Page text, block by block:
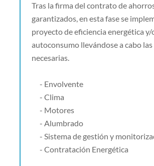
Tras la firma del contrato de
garantizados, en esta fase se
proyecto de eficiencia energética y/
autoconsumo llevándose a cabo
necesarias.
- Envolvente
- Clima
- Motores
- Alumbrado
- Sistema de gestión y
- Contratación Energética